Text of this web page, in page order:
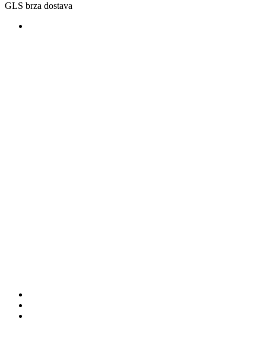
GLS brza dostava